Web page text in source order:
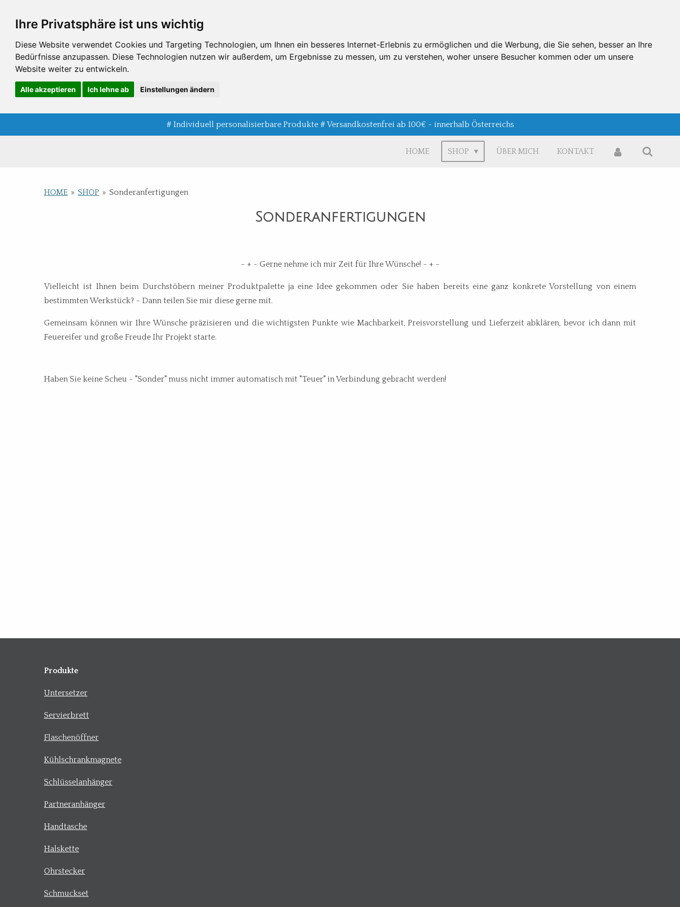
Ihre Privatsphäre ist uns wichtig
Diese Website verwendet Cookies und Targeting Technologien, um Ihnen ein besseres Internet-Erlebnis zu ermöglichen und die Werbung, die Sie sehen, besser an Ihre
Bedürfnisse anzupassen. Diese Technologien nutzen wir außerdem, um Ergebnisse zu messen, um zu verstehen, woher unsere Besucher kommen oder um unsere
Website weiter zu entwickeln.
Alle akzeptieren Ich lehne ab Einstellungen ändern
Hauptinhalt
springen
# Individuell personalisierbare Produkte # Versandkostenfrei ab 100€ - innerhalb Österreichs
HOME SHOP ÜBER MICH KONTAKT
HOME » SHOP » Sonderanfertigungen
Sonderanfertigungen
- + - Gerne nehme ich mir Zeit für Ihre Wünsche! - + -
Vielleicht ist Ihnen beim Durchstöbern meiner Produktpalette ja eine Idee gekommen oder Sie haben bereits eine ganz konkrete Vorstellung von einem
bestimmten Werkstück? - Dann teilen Sie mir diese gerne mit.
Gemeinsam können wir Ihre Wünsche präzisieren und die wichtigsten Punkte wie Machbarkeit, Preisvorstellung und Lieferzeit abklären, bevor ich dann mit
Feuereifer und große Freude Ihr Projekt starte.
Haben Sie keine Scheu - "Sonder" muss nicht immer automatisch mit "Teuer" in Verbindung gebracht werden!
Produkte
Untersetzer
Servierbrett
Flaschenöffner
Kühlschrankmagnete
Schlüsselanhänger
Partneranhänger
Handtasche
Halskette
Ohrstecker
Schmuckset